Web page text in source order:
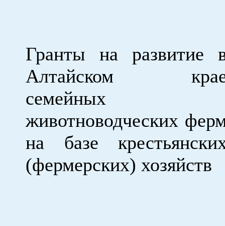
Гранты на развитие
Алтайском
семейных
животноводческих
на базе
(фермерских) хозяйств